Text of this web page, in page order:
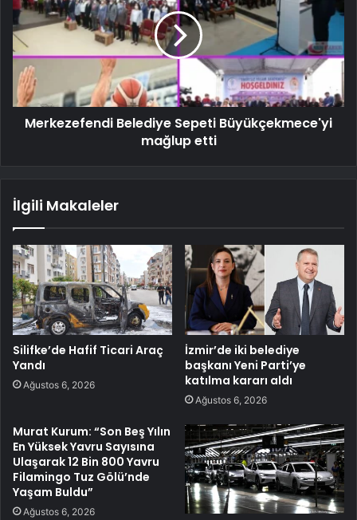
Merkezefendi Belediye Sepeti Büyükçekmece'yi
mağlup etti
İlgili Makaleler
Silifke’de Hafif Ticari Araç
Yandı
Ağustos 6, 2026
İzmir’de iki belediye
başkanı Yeni Parti’ye
katılma kararı aldı
Ağustos 6, 2026
Murat Kurum: “Son Beş Yılın
En Yüksek Yavru Sayısına
Ulaşarak 12 Bin 800 Yavru
Filamingo Tuz Gölü’nde
Yaşam Buldu”
Ağustos 6, 2026